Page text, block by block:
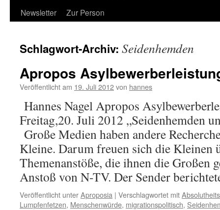
Newsletter
Zur Person
Schlagwort-Archiv: Seidenhemden
Apropos
Veröffentlicht am 19. Juli 2012von hannes
Hannes Nagel Apropos
Freitag,20. Juli 2012 „Seidenhemden
Große Medien haben andere
Kleine. Darum freuen sich die Kleinen
Themenanstöße, die ihnen die Großen
Anstoß von N-TV. Der Sender
Veröffentlicht unterAproposia | Verschlagwortet mit
Lumpfenfetzen, Menschenwürde, migrationspolitisch,